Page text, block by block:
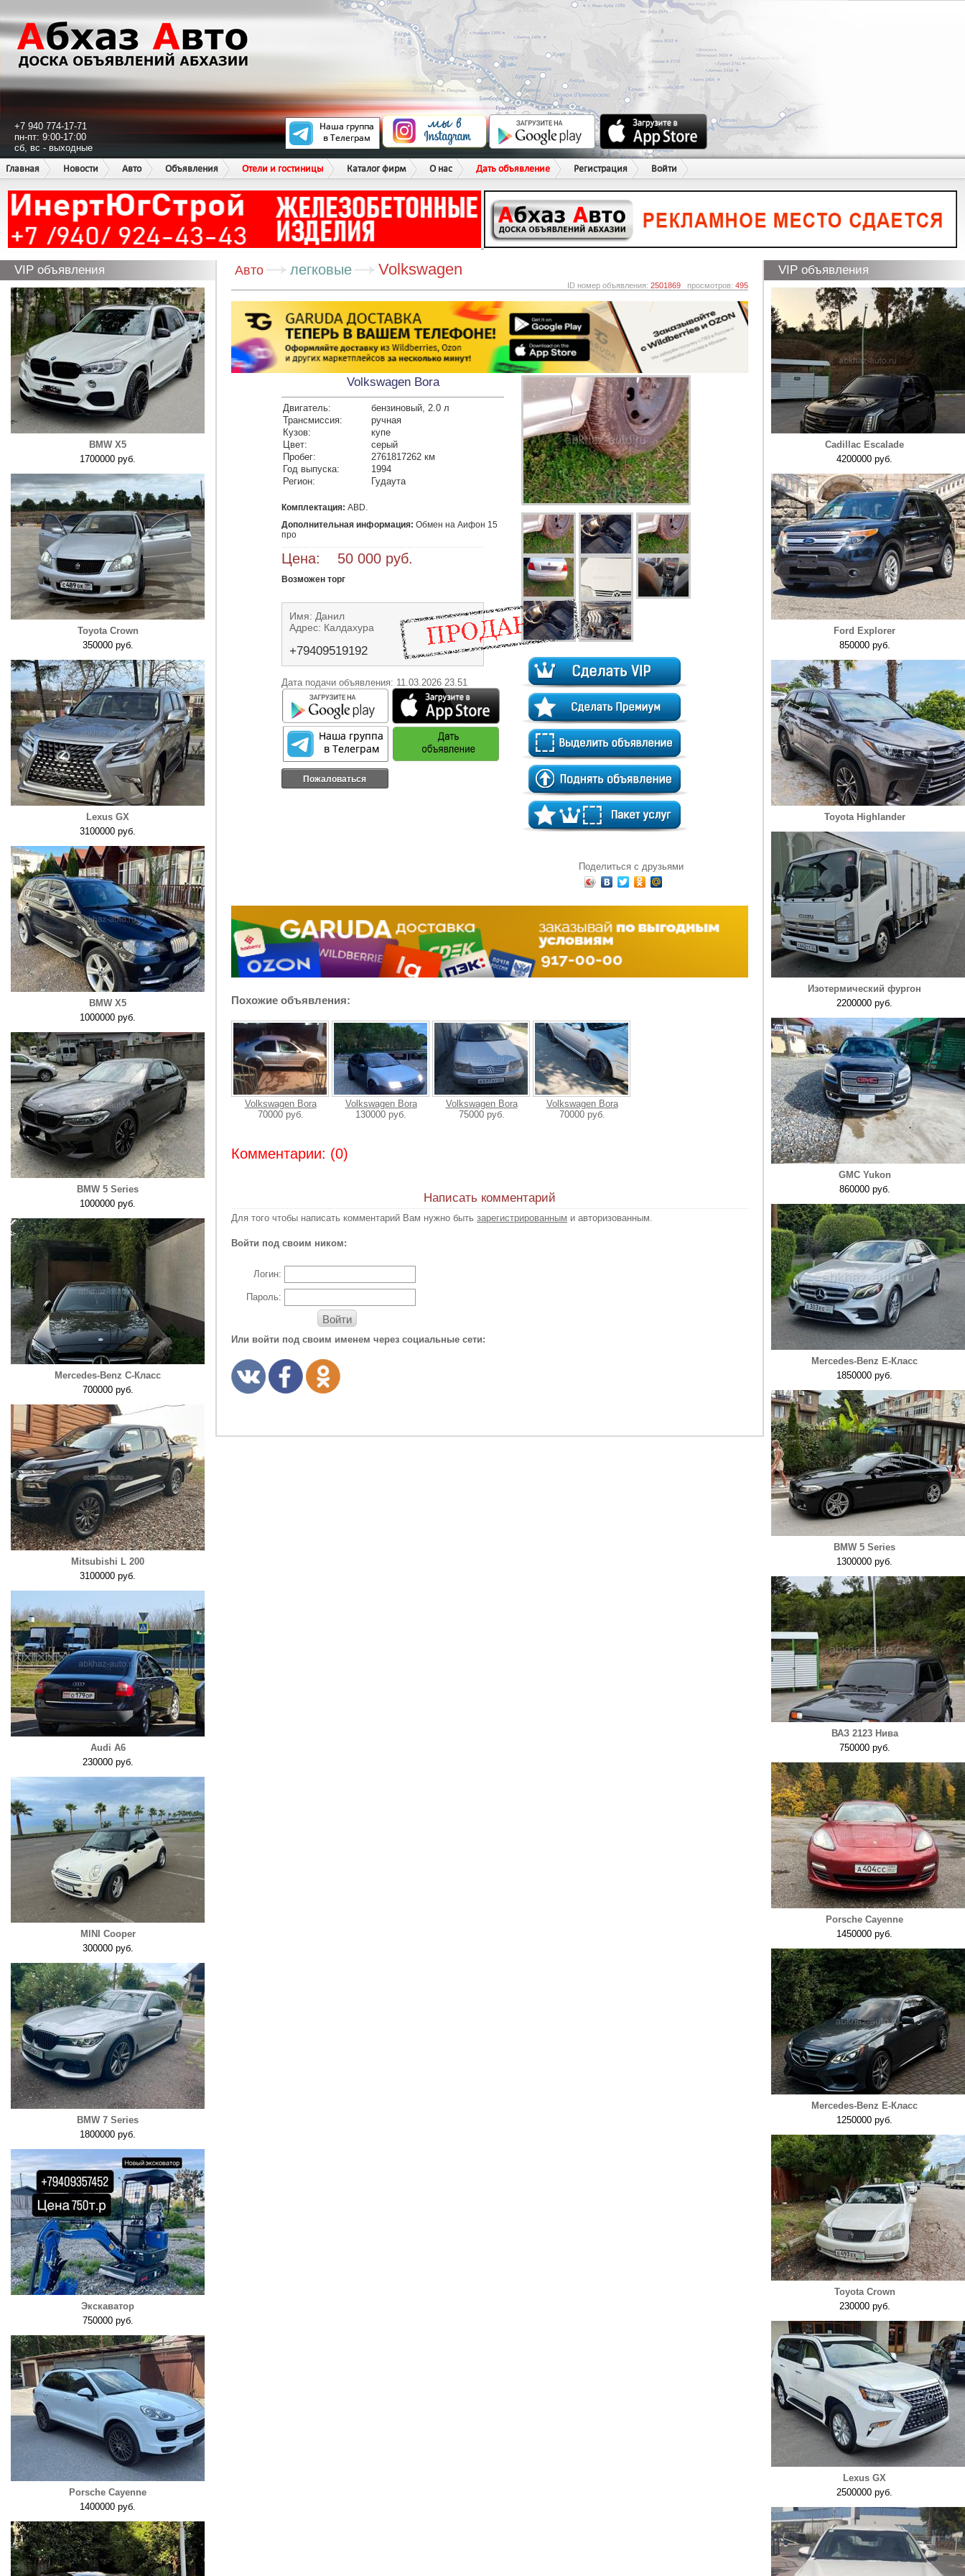
+7 940 774-17-71
пн-пт: 9:00-17:00
сб, вс - выходные
Главная
Новости Авто Объявления Отели и гостиницы Каталог фирм О нас Дать объявление Регистрация Войти
VIP объявления
BMW X5
1700000 руб.
Toyota Crown
350000 руб.
Lexus GX
3100000 руб.
BMW X5
1000000 руб.
BMW 5 Series
1000000 руб.
Mercedes-Benz C-Класс
700000 руб.
Mitsubishi L 200
3100000 руб.
Audi A6
230000 руб.
MINI Cooper
300000 руб.
BMW 7 Series
1800000 руб.
Экскаватор
750000 руб.
Porsche Cayenne
1400000 руб.
Авто легковые Volkswagen
ID номер объявления: 2501869 просмотров: 495
Volkswagen Bora
Двигатель:
бензиновый, 2.0 л
Трансмиссия:
ручная
Кузов:
купе
Цвет:
серый
Пробег:
2761817262 км
Год выпуска:
1994
Регион:
Гудаута
Комплектация: ABD.
Дополнительная информация: Обмен на Аифон 15
про
Цена: 50 000 руб.
Возможен торг
Имя: Данил
Адрес: Калдахура
+79409519192
Дата подачи объявления: 11.03.2026 23.51
Пожаловаться
Поделиться с друзьями
Похожие объявления:
Volkswagen Bora
70000 руб.
Volkswagen Bora
130000 руб.
Volkswagen Bora
75000 руб.
Volkswagen Bora
70000 руб.
Комментарии: (0)
Написать комментарий
Для того чтобы написать комментарий Вам нужно быть зарегистрированным и авторизованным.
Войти под своим ником:
Логин:
Пароль:
Войти
Или войти под своим именем через социальные сети:
VIP объявления
Cadillac Escalade
4200000 руб.
Ford Explorer
850000 руб.
Toyota Highlander
Изотермический фургон
2200000 руб.
GMC Yukon
860000 руб.
Mercedes-Benz E-Класс
1850000 руб.
BMW 5 Series
1300000 руб.
ВАЗ 2123 Нива
750000 руб.
Porsche Cayenne
1450000 руб.
Mercedes-Benz E-Класс
1250000 руб.
Toyota Crown
230000 руб.
Lexus GX
2500000 руб.